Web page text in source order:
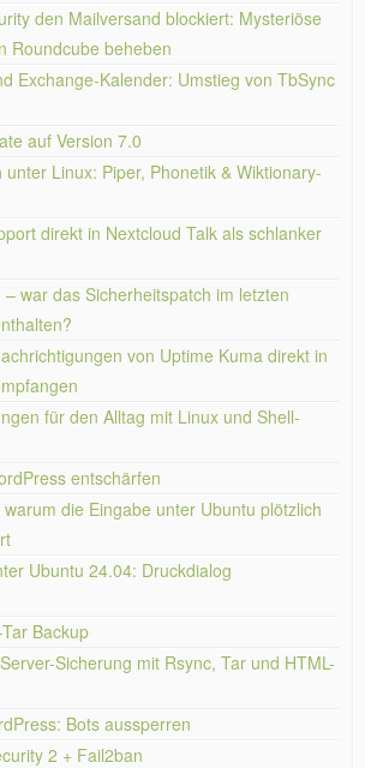
den Mailversand blockiert: Mysteriöse
Roundcube beheben
Exchange-Kalender: Umstieg von TbSync
auf Version 7.0
unter Linux: Piper, Phonetik & Wiktionary-
direkt in Nextcloud Talk als schlanker
war das Sicherheitspatch im letzten
von Uptime Kuma direkt in
für den Alltag mit Linux und Shell-
entschärfen
die Eingabe unter Ubuntu plötzlich
Ubuntu 24.04: Druckdialog
Backup
Sicherung mit Rsync, Tar und HTML-
Bots aussperren
2 + Fail2ban